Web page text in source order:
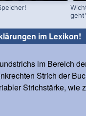
im Lexikon!
im Bereich
Strich der
Strichstärke, wie